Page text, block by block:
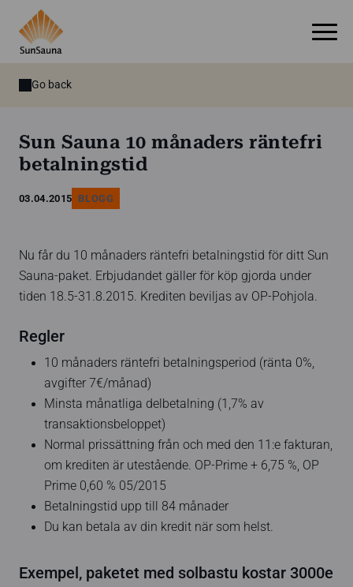
Go back
03.04.2015 BLOGG
Sun Sauna 10 månaders räntefri
betalningstid
Nu får du 10 månaders räntefri betalningstid för ditt Sun
Sauna-paket. Erbjudandet gäller för köp gjorda under
tiden 18.5-31.8.2015. Krediten beviljas av OP-Pohjola.
Regler
10 månaders räntefri betalningsperiod (ränta 0%,
avgifter 7€/månad)
Minsta månatliga delbetalning (1,7% av
transaktionsbeloppet)
Normal prissättning från och med den 11:e fakturan,
om krediten är utestående. OP-Prime + 6,75 %, OP
Prime 0,60 % 05/2015
Betalningstid upp till 84 månader
Du kan betala av din kredit när som helst.
Exempel, paketet med solbastu kostar 3000e